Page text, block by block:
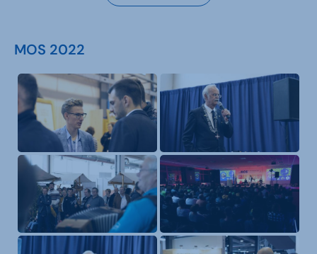
MOS 2022